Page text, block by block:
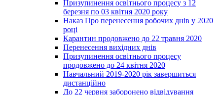
Призупинення освітнього процесу з 12
березня по 03 квітня 2020 року
Наказ Про перенесення робочих днів у 2020
році
Карантин продовжено до 22 травня 2020
Перенесення вихідних днів
Призупинення освітнього процесу
продовжено до 24 квітня 2020
Навчальний 2019-2020 рік завершиться
дистанційно
До 22 червня заборонено відвідування